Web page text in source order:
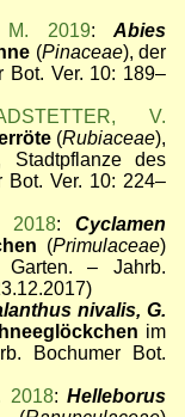
2019:Abies
(Pinaceae), der
Bot. Ver. 10: 189–
V.
(Rubiaceae),
Stadtpflanze des
Bot. Ver. 10: 224–
2018:Cyclamen
(Primulaceae)
– Jahrb.
nivalis, G.
im
Bochumer Bot.
2018: Helleborus